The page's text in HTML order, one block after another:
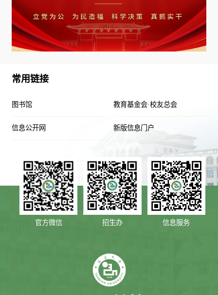
常用链接
图书馆 教育基金会·校友总会
信息公开网 新版信息门户
官方微信 招生办 信息服务